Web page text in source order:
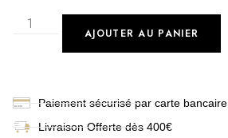
AJOUTER AU PANIER
Paiement sécurisé par carte bancaire
LivraisonOfferte dès 400€